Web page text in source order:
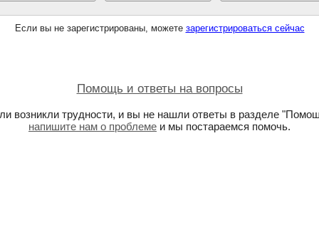
Если вы не зарегистрированы, можете зарегистрироваться сейчас
Помощь и ответы на вопросы
возникли трудности, и вы не нашли ответы в разделе
напишите нам о проблеме и мы постараемся помочь.